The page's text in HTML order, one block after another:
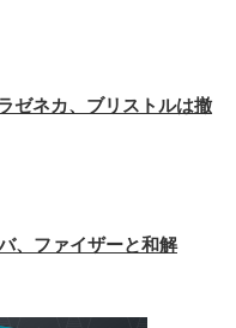
ゼネカ、ブリストルは撤
、ファイザーと和解